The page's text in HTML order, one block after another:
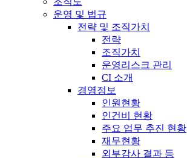
운영 및 법규
전략 및 조직가치
전략
조직가치
운영리스크 관리
CI 소개
경영정보
인원현황
인건비 현황
주요 업무 추진 현황
재무현황
외부감사 결과 등